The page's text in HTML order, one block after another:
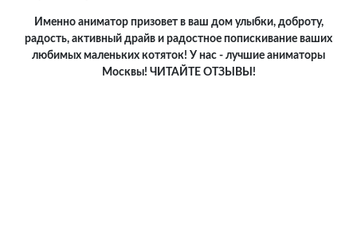
Именно аниматор призовет в ваш дом улыбки, доброту,
радость, активный драйв и радостное попискивание ваших
любимых маленьких котяток! У нас - лучшие аниматоры
Москвы! ЧИТАЙТЕ ОТЗЫВЫ!